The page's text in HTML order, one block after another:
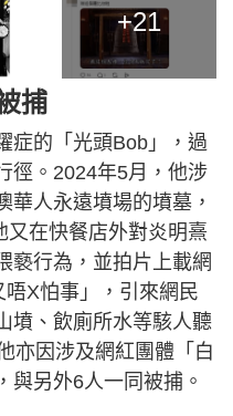
+21
捕
症的「光頭Bob」，過
徑。2024年5月，他涉
華人永遠墳場的墳墓，
在快餐店外對炎明熹
褻行為，並拍片上載網
X怕事」，引來網民
墳、飲廁所水等駭人聽
亦因涉及網紅團體「白
與另外6人一同被捕。